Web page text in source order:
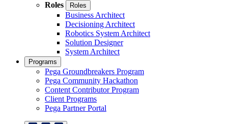
Roles
Roles
Business Architect
Decisioning Architect
Robotics System Architect
Solution Designer
System Architect
Programs
Pega Groundbreakers Program
Pega Community Hackathon
Content Contributor Program
Client Programs
Pega Partner Portal